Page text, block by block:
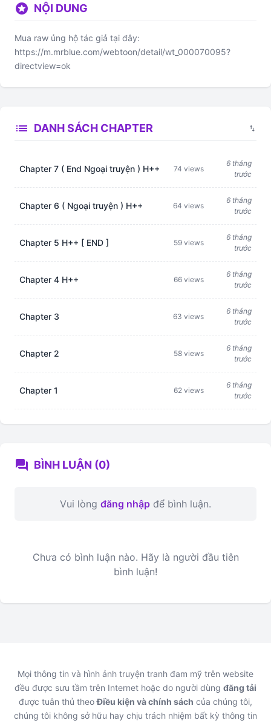
stars NỘI DUNG
Mua raw ủng hộ tác giả tại đây:
https://m.mrblue.com/webtoon/detail/wt_000070095?
directview=ok
list DANH SÁCH CHAPTER swap_vert
Chapter 7 ( End Ngoại truyện ) H++ 74 views
6 tháng
trước
Chapter 6 ( Ngoại truyện ) H++ 64 views
6 tháng
trước
Chapter 5 H++ [ END ] 59 views
6 tháng
trước
Chapter 4 H++ 66 views
6 tháng
trước
Chapter 3 63 views
6 tháng
trước
Chapter 2 58 views
6 tháng
trước
Chapter 1 62 views
6 tháng
trước
forum BÌNH LUẬN (0)
Vui lòng đăng nhập để bình luận.
Chưa có bình luận nào. Hãy là người đầu tiên
bình luận!
Mọi thông tin và hình ảnh truyện tranh đam mỹ trên website
đều được sưu tầm trên Internet hoặc do người dùng đăng tải
được tuân thủ theoĐiều kiện và chính sách của chúng tôi,
chúng tôi không sở hữu hay chịu trách nhiệm bất kỳ thông tin